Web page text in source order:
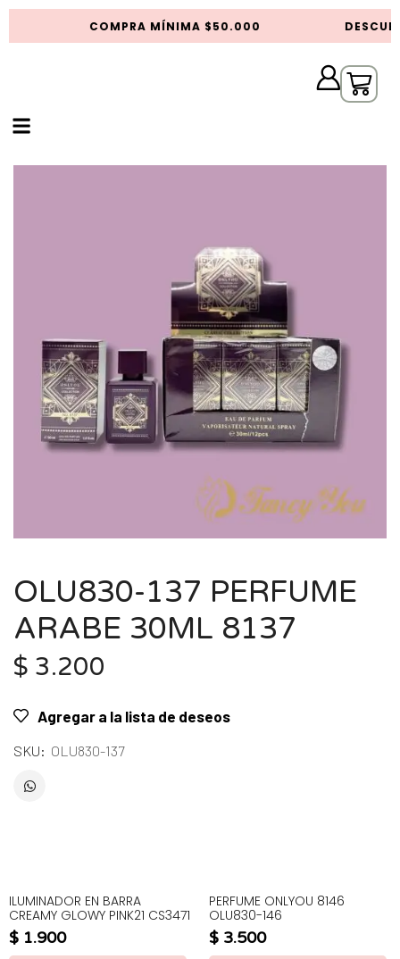
COMPRA MÍNIMA $50.000
OLU830-137 PERFUME
ARABE 30ML 8137
$ 3.200
Agregar a la lista de deseos
SKU: OLU830-137
ILUMINADOR EN BARRA
CREAMY GLOWY PINK21 CS3471
$ 1.900
PERFUME ONLYOU 8146
OLU830-146
$ 3.500